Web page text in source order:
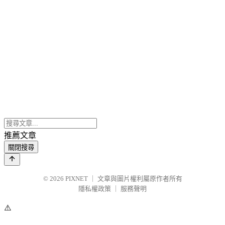
推薦文章
關閉搜尋
© 2026 PIXNET
文章與圖片權利屬原作者所有
隱私權政策
服務聲明
⚠️